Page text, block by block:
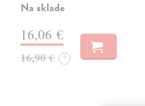
Na sklade
16,06 €
16,90 € ?